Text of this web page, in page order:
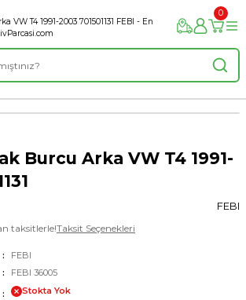
0
Burcu Arka VW T4 1991-
FEBI
taksitlerle!Taksit Seçenekleri
FEBI
FEBI 36005
Stokta Yok